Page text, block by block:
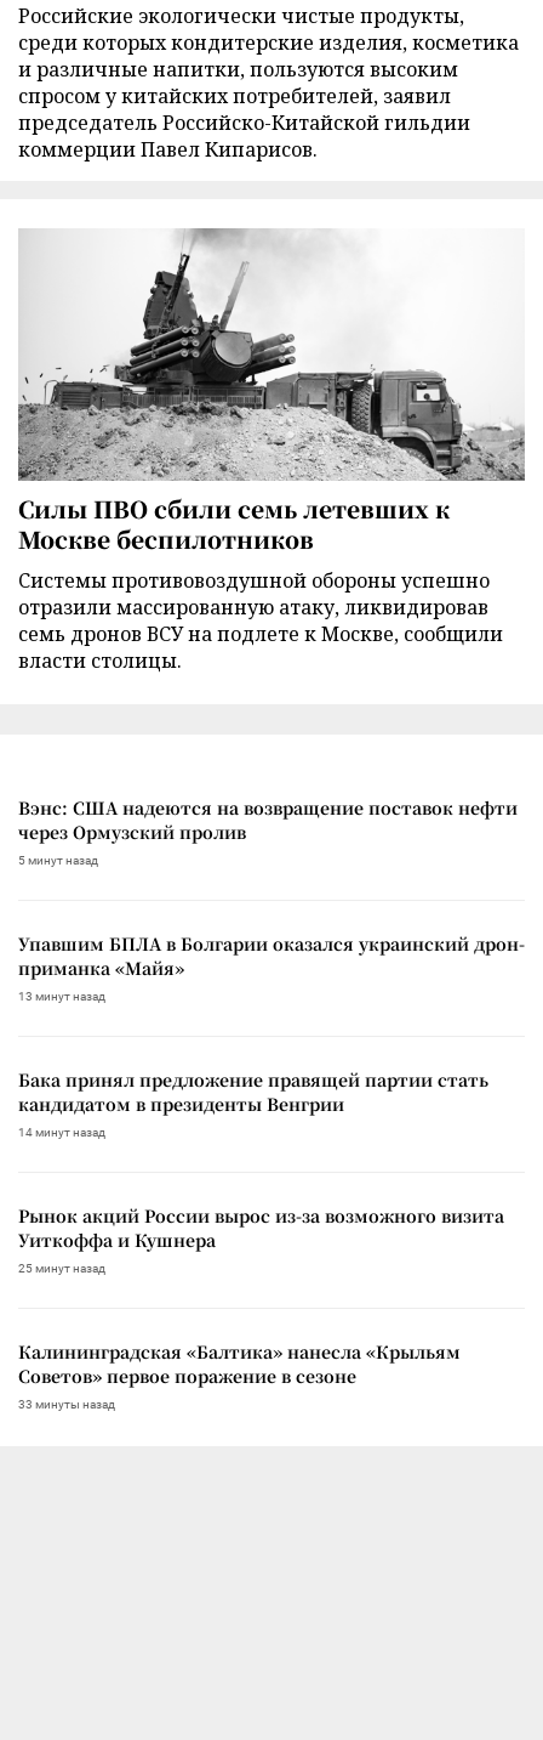
Российские экологически чистые продукты,
среди которых кондитерские изделия, косметика
и различные напитки, пользуются высоким
спросом у китайских потребителей, заявил
председатель Российско-Китайской гильдии
коммерции Павел Кипарисов.
Силы ПВО сбили семь летевших к
Москве беспилотников
Cистемы противовоздушной обороны успешно
отразили массированную атаку, ликвидировав
семь дронов ВСУ на подлете к Москве, сообщили
власти столицы.
Вэнс: США надеются на возвращение поставок нефти
через Ормузский пролив
5 минут назад
Упавшим БПЛА в Болгарии оказался украинский дрон-
приманка «Майя»
13 минут назад
Бака принял предложение правящей партии стать
кандидатом в президенты Венгрии
14 минут назад
Рынок акций России вырос из-за возможного визита
Уиткоффа и Кушнера
25 минут назад
Калининградская «Балтика» нанесла «Крыльям
Советов» первое поражение в сезоне
33 минуты назад